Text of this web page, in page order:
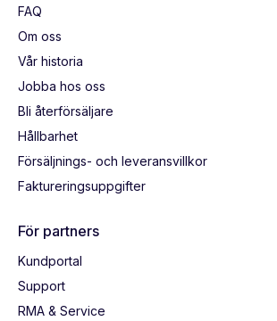
FAQ
Om oss
Vår historia
Jobba hos oss
Bli återförsäljare
Hållbarhet
Försäljnings- och leveransvillkor
Faktureringsuppgifter
För partners
Kundportal
Support
RMA & Service